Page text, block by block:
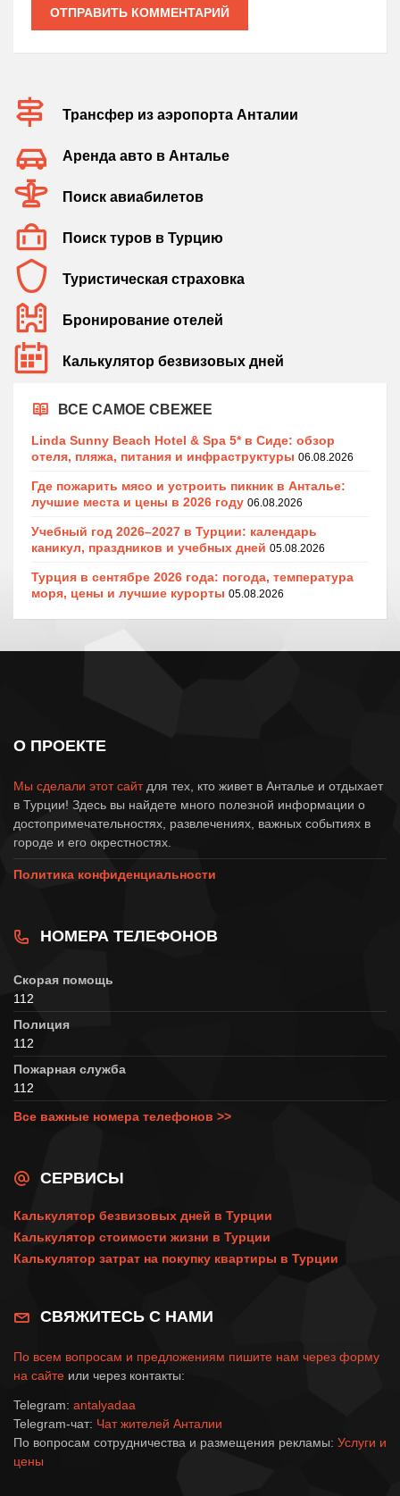
ОТПРАВИТЬ КОММЕНТАРИЙ
Трансфер из аэропорта Анталии
Аренда авто в Анталье
Поиск авиабилетов
Поиск туров в Турцию
Туристическая страховка
Бронирование отелей
Калькулятор безвизовых дней
ВСЕ САМОЕ СВЕЖЕЕ
Linda Sunny Beach Hotel & Spa 5* в Сиде: обзор
отеля, пляжа, питания и инфраструктуры 06.08.2026
Где пожарить мясо и устроить пикник в Анталье:
лучшие места и цены в 2026 году 06.08.2026
Учебный год 2026–2027 в Турции: календарь
каникул, праздников и учебных дней 05.08.2026
Турция в сентябре 2026 года: погода, температура
моря, цены и лучшие курорты 05.08.2026
О ПРОЕКТЕ
Мы сделали этот сайтдля тех, кто живет в Анталье и отдыхает
в Турции! Здесь вы найдете много полезной информации о
достопримечательностях, развлечениях, важных событиях в
городе и его окрестностях.
Политика конфиденциальности
НОМЕРА ТЕЛЕФОНОВ
Скорая помощь
112
Полиция
112
Пожарная служба
112
Все важные номера телефонов >>
СЕРВИСЫ
Калькулятор безвизовых дней в Турции
Калькулятор стоимости жизни в Турции
Калькулятор затрат на покупку квартиры в Турции
СВЯЖИТЕСЬ С НАМИ
По всем вопросам и предложениям пишите нам через форму
на сайте или через контакты:
Telegram: antalyadaa
Telegram-чат: Чат жителей Анталии
По вопросам сотрудничества и размещения рекламы: Услуги и
цены